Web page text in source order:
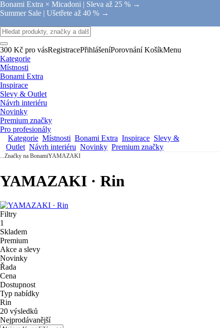
Bonami Extra × Micadoni | Sleva až 25 % →
Summer Sale | Ušetřete až 40 % →
300 Kč pro vásRegistracePřihlášeníPorovnání KošíkMenu
Kategorie
Místnosti
Bonami Extra
Inspirace
Slevy & Outlet
Návrh interiéru
Novinky
Premium značky
Pro profesionály
Kategorie Místnosti Bonami Extra Inspirace Slevy &
Outlet Návrh interiéru Novinky Premium značky
...Značky na BonamiYAMAZAKI
YAMAZAKI · Rin
Filtry
1
Skladem
Premium
Akce a slevy
Novinky
Řada
Cena
Dostupnost
Typ nabídky
Rin
20 výsledků
Nejprodávanější